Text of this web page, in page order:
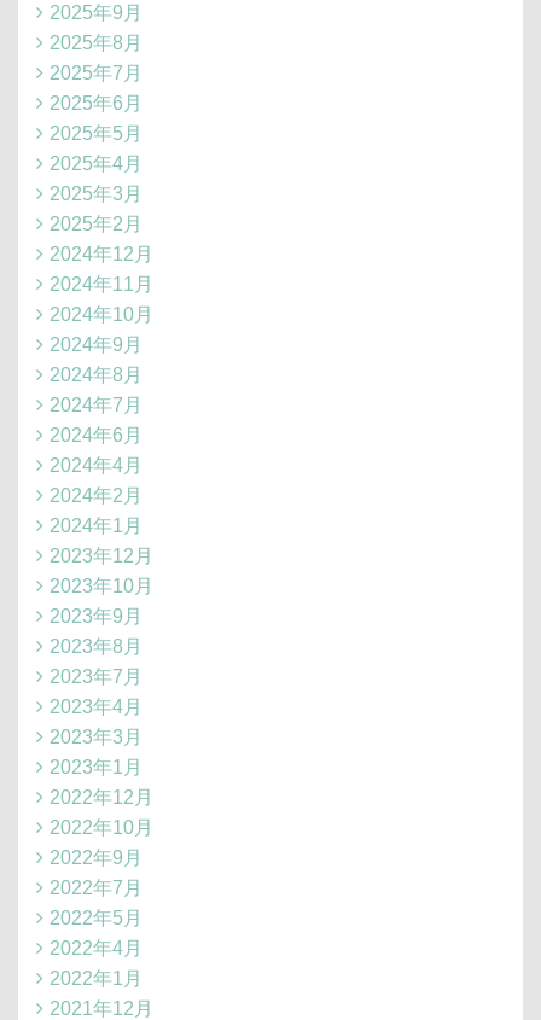
2025年9月
2025年8月
2025年7月
2025年6月
2025年5月
2025年4月
2025年3月
2025年2月
2024年12月
2024年11月
2024年10月
2024年9月
2024年8月
2024年7月
2024年6月
2024年4月
2024年2月
2024年1月
2023年12月
2023年10月
2023年9月
2023年8月
2023年7月
2023年4月
2023年3月
2023年1月
2022年12月
2022年10月
2022年9月
2022年7月
2022年5月
2022年4月
2022年1月
2021年12月